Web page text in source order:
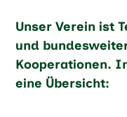
Unser Verein ist
und
Kooperationen.
eine Übersicht: